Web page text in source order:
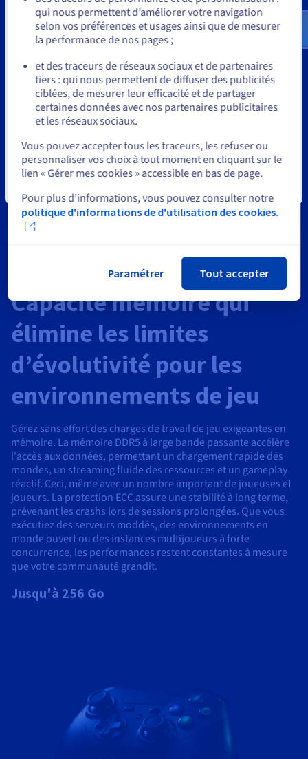
Capacité mémoire qui
élimine les limites
d’évolutivité pour les
environnements de jeu
Gérez sans effort des charges de travail de jeu exigeantes en
mémoire. La mémoire DDR5 à large bande passante accélère
l'accès aux données, permettant un chargement rapide des
mondes, un streaming fluide des ressources et un gameplay
réactif. Ceci, même avec un nombre important de joueuses et
joueurs. La protection ECC assure une stabilité à long terme,
prévenant les crashs lors de sessions prolongées. Que vous
exécutiez des serveurs moddés, des environnements en
monde ouvert ou des instances multijoueurs à forte
concurrence, les performances restent constantes à mesure
que votre communauté grandit.
Jusqu'à 256 Go
us.ovhcloud.com/
Anglais USD - $
ou
Rester sur le site actuel
Sélectionner un autre site web
qui nous permettent d’améliorer votre navigation
selon vos préférences et usages ainsi que de mesurer
la performance de nos pages ;
et des traceurs de réseaux sociaux et de partenaires
tiers : qui nous permettent de diffuser des publicités
ciblées, de mesurer leur efficacité et de partager
certaines données avec nos partenaires publicitaires
et les réseaux sociaux.
Vous pouvez accepter tous les traceurs, les refuser ou
personnaliser vos choix à tout moment en cliquant sur le
lien « Gérer mes cookies » accessible en bas de page.
Pour plus d’informations, vous pouvez consulter notre
politique d'informations de d'utilisation des cookies.
Paramétrer Tout accepter